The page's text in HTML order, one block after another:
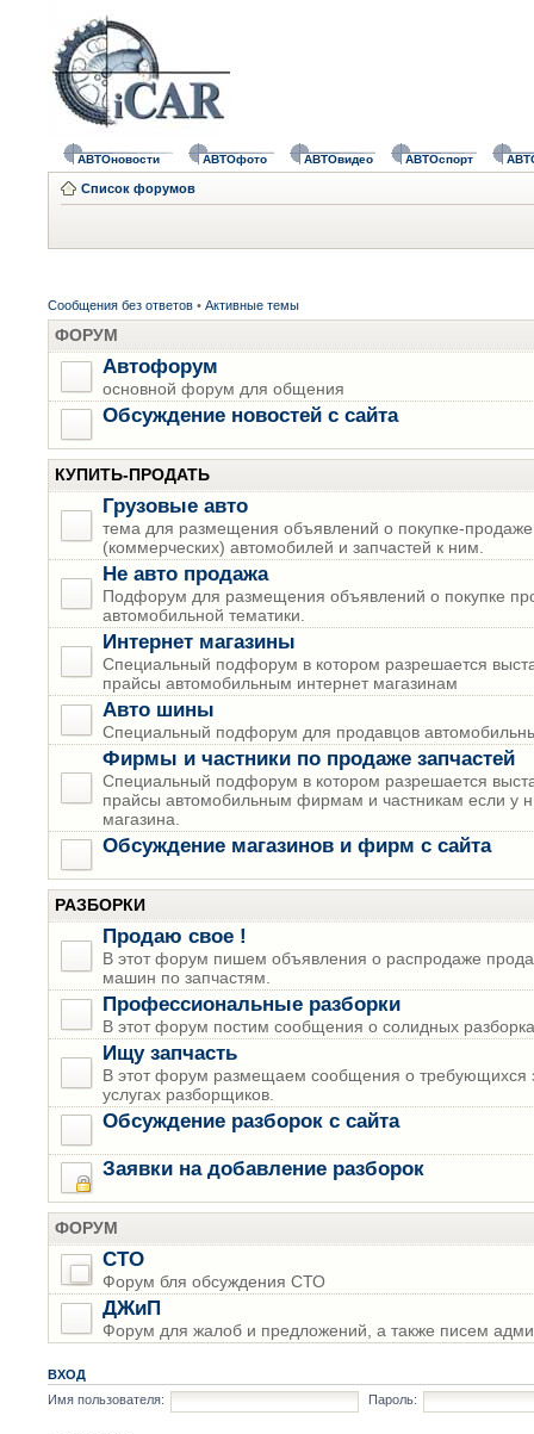
АВТОновости АВТОфото АВТОвидео АВТОспорт
Список форумов
Сообщения без ответов • Активные темы
ФОРУМ
Автофорум
основной форум для общения
Обсуждение новостей с сайта
КУПИТЬ-ПРОДАТЬ
Грузовые авто
тема для размещения объявлений о покупке-продаже
(коммерческих) автомобилей и запчастей к ним.
Не авто продажа
Подфорум для размещения объявлений о покупке
автомобильной тематики.
Интернет магазины
Специальный подфорум в котором разрешается
прайсы автомобильным интернет магазинам
Авто шины
Специальный подфорум для продавцов
Фирмы и частники по продаже запчастей
Специальный подфорум в котором разрешается
прайсы автомобильным фирмам и частникам если у
магазина.
Обсуждение магазинов и фирм с сайта
РАЗБОРКИ
Продаю свое !
В этот форум пишем объявления о распродаже
машин по запчастям.
Профессиональные разборки
В этот форум постим сообщения о солидных
Ищу запчасть
В этот форум размещаем сообщения о требующихся
услугах разборщиков.
Обсуждение разборок с сайта
Заявки на добавление разборок
ФОРУМ
СТО
Форум бля обсуждения СТО
ДЖиП
Форум для жалоб и предложений, а также писем
ВХОД
Имя пользователя:
Пароль: